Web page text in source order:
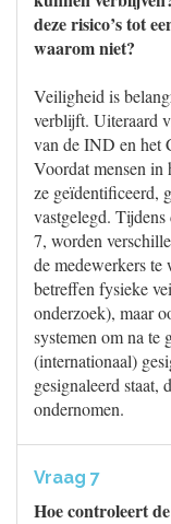
deze risico’s tot
waarom niet?
Veiligheid is
verblijft. Uiteraard
van de IND en het
Voordat mensen in
ze geïdentificeerd,
vastgelegd.
7, worden
de medewerkers te
betreffen fysieke
onderzoek), maar
systemen om na te
(internationaal)
gesignaleerd staat,
ondernomen.
Vraag 7
Hoe controleert